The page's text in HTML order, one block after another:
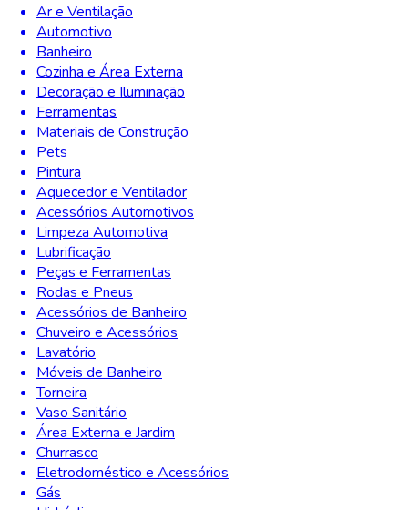
Ar e Ventilação
Automotivo
Banheiro
Cozinha e Área Externa
Decoração e Iluminação
Ferramentas
Materiais de Construção
Pets
Pintura
Aquecedor e Ventilador
Acessórios Automotivos
Limpeza Automotiva
Lubrificação
Peças e Ferramentas
Rodas e Pneus
Acessórios de Banheiro
Chuveiro e Acessórios
Lavatório
Móveis de Banheiro
Torneira
Vaso Sanitário
Área Externa e Jardim
Churrasco
Eletrodoméstico e Acessórios
Gás